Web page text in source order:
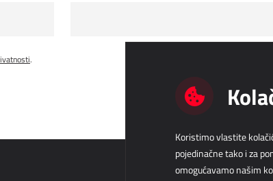
.
Koristimo vlastite
pojedinačne tako i za
omogućavamo našim